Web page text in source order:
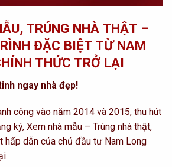
TRÚNG NHÀ THẬT –
ĐẶC BIỆT TỪ NAM
THỨC TRỞ LẠI
ngay nhà đẹp!
công vào năm 2014 và 2015, thu hút
ký, Xem nhà mẫu – Trúng nhà thật,
hấp dẫn của chủ đầu tư Nam Long